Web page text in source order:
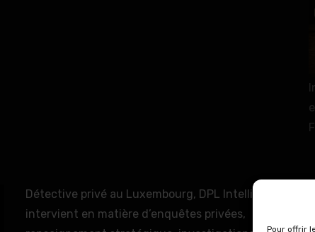
Pour offrir
Détective privé au Luxembourg, DPL Intelligence
intervient en matière d’enquêtes privées,